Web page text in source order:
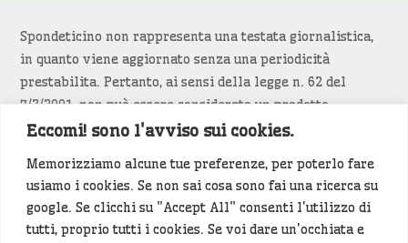
Eccomi! sono l'avviso sui cookies.
Memorizziamo alcune tue preferenze, per poterlo fare
usiamo i cookies. Se non sai cosa sono fai una ricerca su
google. Se clicchi su "Accept All" consenti l'utilizzo di
tutti, proprio tutti i cookies. Se voi dare un'occhiata e
Spondeticino non rappresenta una testata giornalistica,
in quanto viene aggiornato senza una periodicità
prestabilita. Pertanto, ai sensi della legge n. 62 del
7/3/2001, non può essere considerato un prodotto
editoriale.
Siamo attenti a non violare copyright e diritti
d’immagine. Se un contenuto è di tua proprietà e vuoi
richiederne la rimozionediccelo(<- clicca per inviarci un
messaggio).